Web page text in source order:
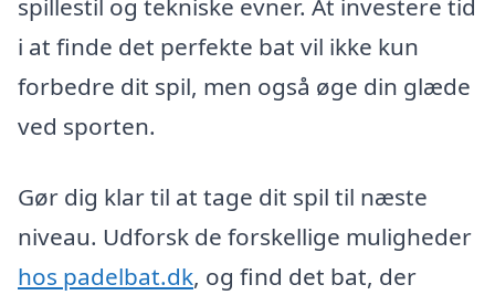
spillestil og tekniske evner. At investere tid
i at finde det perfekte bat vil ikke kun
forbedre dit spil, men også øge din glæde
ved sporten.
Gør dig klar til at tage dit spil til næste
niveau. Udforsk de forskellige muligheder
hos padelbat.dk, og find det bat, der